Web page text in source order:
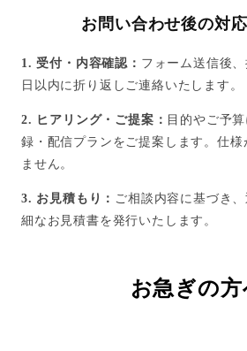
お問い合わせ後の対
1. 受付・内容確認： フォーム送信後
日以内に折り返しご連絡いたします。
2. ヒアリング・ご提案： 目的やご予
録・配信プランをご提案します。仕様
ません。
3. お見積もり： ご相談内容に基づき
細なお見積書を発行いたします。
お急ぎの方